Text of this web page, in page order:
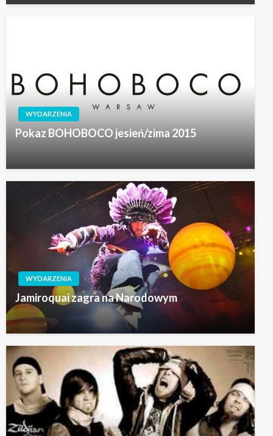
WYDARZENIA
Pokaz BOHOBOCO jesień/zima 2015
WYDARZENIA
Jamiroquai zagra na Narodowym